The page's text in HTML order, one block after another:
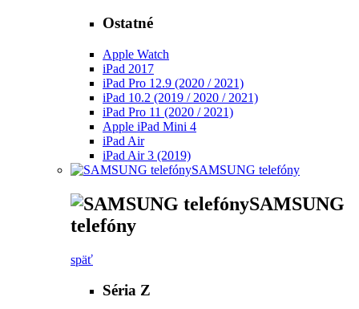
Ostatné
Apple Watch
iPad 2017
iPad Pro 12.9 (2020 / 2021)
iPad 10.2 (2019 / 2020 / 2021)
iPad Pro 11 (2020 / 2021)
Apple iPad Mini 4
iPad Air
iPad Air 3 (2019)
SAMSUNG telefóny
SAMSUNG
telefóny
späť
Séria Z